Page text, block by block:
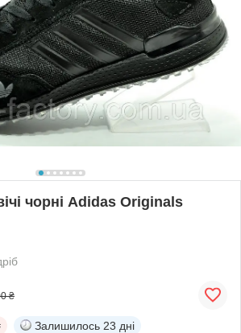
чорні Adidas Originals
₴
Залишилось 23 дні